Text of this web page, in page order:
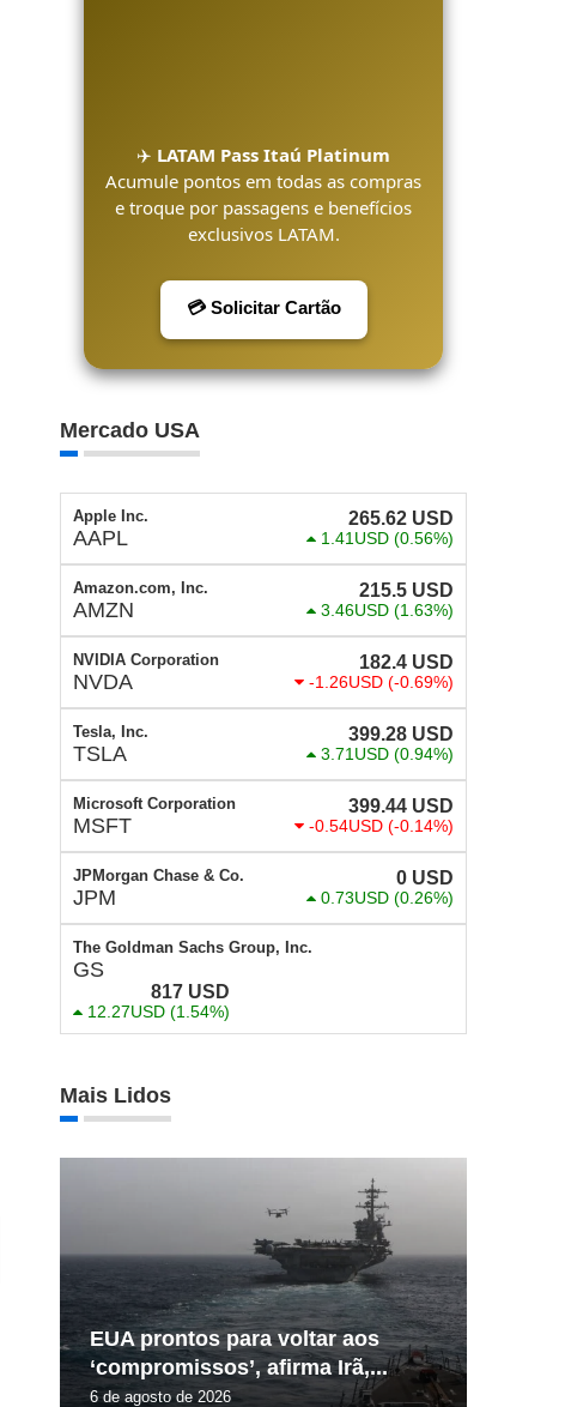
✈️ LATAM Pass Itaú Platinum
Acumule pontos em todas as compras
e troque por passagens e benefícios
exclusivos LATAM.
💳 Solicitar Cartão
Mercado USA
Apple Inc.
AAPL
265.62 USD
1.41USD (0.56%)
Amazon.com, Inc.
AMZN
215.5 USD
3.46USD (1.63%)
NVIDIA Corporation
NVDA
182.4 USD
-1.26USD (-0.69%)
Tesla, Inc.
TSLA
399.28 USD
3.71USD (0.94%)
Microsoft Corporation
MSFT
399.44 USD
-0.54USD (-0.14%)
JPMorgan Chase & Co.
JPM
0 USD
0.73USD (0.26%)
The Goldman Sachs Group, Inc.
GS
817 USD
12.27USD (1.54%)
Mais Lidos
EUA prontos para voltar aos
‘compromissos’, afirma Irã,...
6 de agosto de 2026